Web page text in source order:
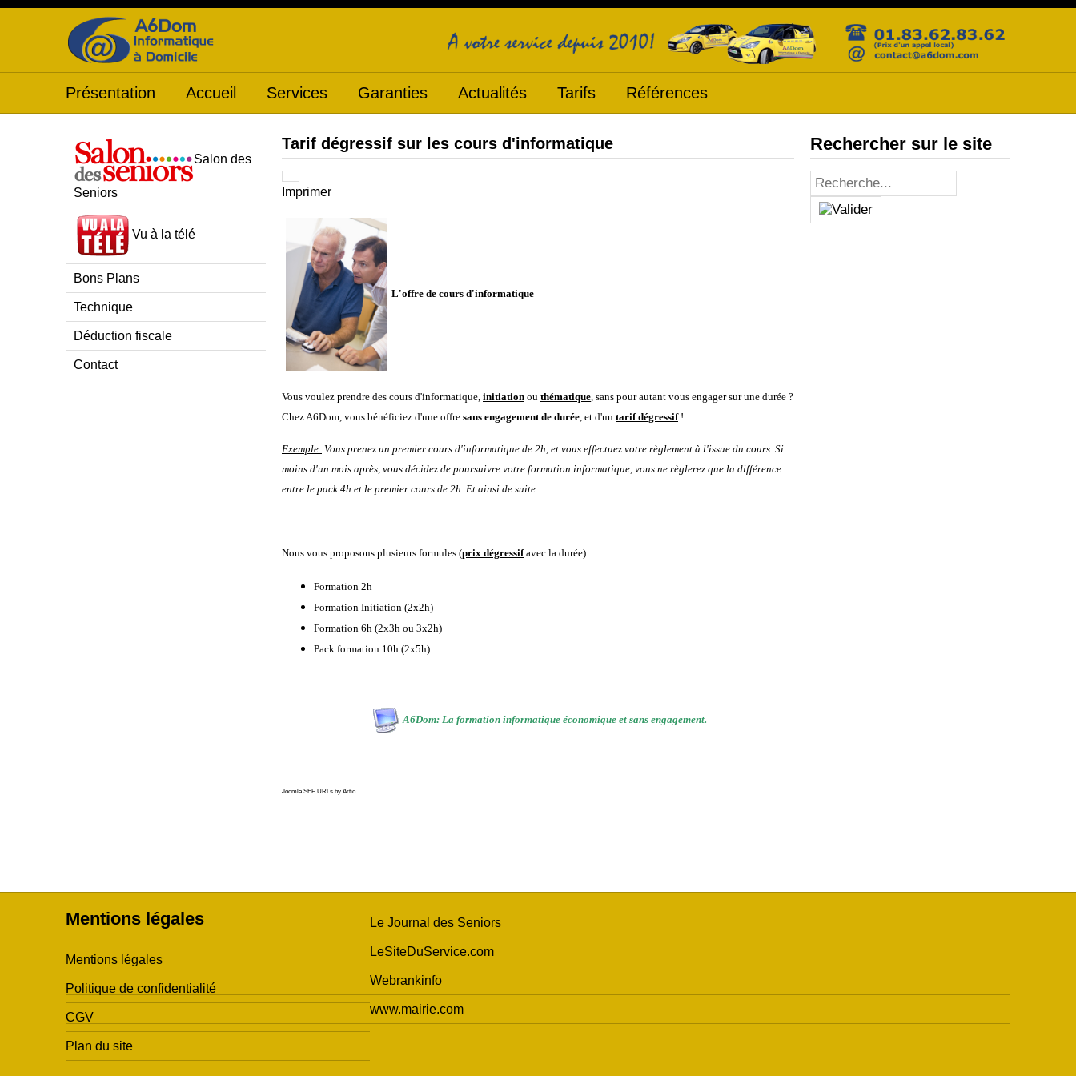
Présentation Accueil Services Garanties Actualités Tarifs Références
Salon des
Seniors
Vu à la télé
Bons Plans
Technique
Déduction fiscale
Contact
Tarif dégressif sur les cours d'informatique
Imprimer
L'offre de cours d'informatique
Vous voulez prendre des cours d'informatique, initiation ou thématique, sans pour autant vous engager sur une durée ?
Chez A6Dom, vous bénéficiez d'une offre sans engagement de durée, et d'un tarif dégressif!
Exemple: Vous prenez un premier cours d'informatique de 2h, et vous effectuez votre règlement à l'issue du cours. Si
moins d'un mois après, vous décidez de poursuivre votre formation informatique, vous ne règlerez que la différence
entre le pack 4h et le premier cours de 2h. Et ainsi de suite...
Nous vous proposons plusieurs formules (prix dégressif avec la durée):
Formation 2h
Formation Initiation (2x2h)
Formation 6h (2x3h ou 3x2h)
Pack formation 10h (2x5h)
A6Dom: La formation informatique économique et sans engagement.
Joomla SEF URLs by Artio
Rechercher sur le site
Mentions légales
Mentions légales
Politique de confidentialité
CGV
Plan du site
Le Journal des Seniors
LeSiteDuService.com
Webrankinfo
www.mairie.com